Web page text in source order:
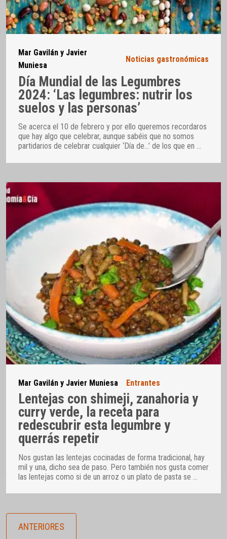
Mar Gavilán y Javier
Muniesa
Noticias gastronómicas
Día Mundial de las Legumbres
2024: ‘Las legumbres: nutrir los
suelos y las personas’
Se acerca el 10 de febrero y por ello queremos recordaros
que hay algo que celebrar, aunque sabéis que no somos
partidarios de celebrar cualquier ‘Día de…’ de los que en …
Mar Gavilán y Javier Muniesa Entrantes
Lentejas con shimeji, zanahoria y
curry verde, la receta para
redescubrir esta legumbre y
querrás repetir
Nos gustan las lentejas cocinadas de forma tradicional, hay
mil y una, dicho sea de paso. Pero también nos gusta comer
las lentejas como si de un arroz o un plato de pasta se
ANTERIORES